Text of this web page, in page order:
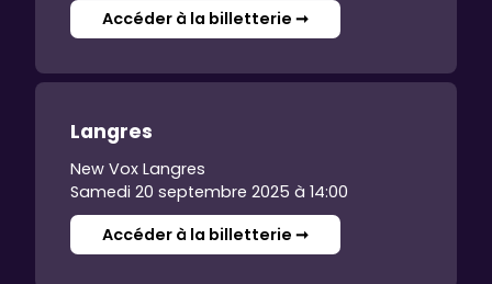
Accéder à la billetterie ➞
Langres
New Vox Langres
Samedi 20 septembre 2025 à 14:00
Accéder à la billetterie ➞